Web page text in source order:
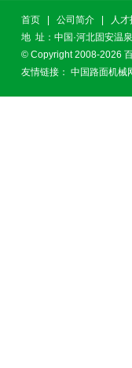
首页 公司简介
人
地 址：中国·河北固安温
© Copyright 2008-2026
友情链接： 中国路面机械